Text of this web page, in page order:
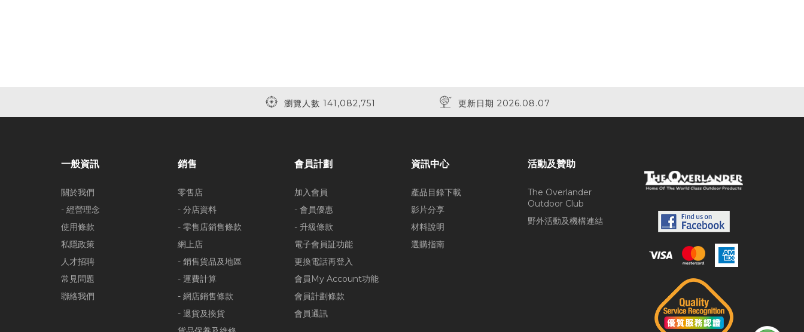
瀏覽人數 141,082,751 更新日期 2026.08.07
一般資訊
關於我們
- 經營理念
使用條款
私隱政策
人才招聘
常見問題
聯絡我們
銷售
零售店
- 分店資料
- 零售店銷售條款
網上店
- 銷售貨品及地區
- 運費計算
- 網店銷售條款
- 退貨及換貨
會員計劃
加入會員
- 會員優惠
- 升級條款
電子會員証功能
更換電話再登入
會員My Account功能
會員計劃條款
會員通訊
資訊中心
產品目錄下載
影片分享
材料說明
選購指南
活動及贊助
The Overlander
Outdoor Club
野外活動及機構連結